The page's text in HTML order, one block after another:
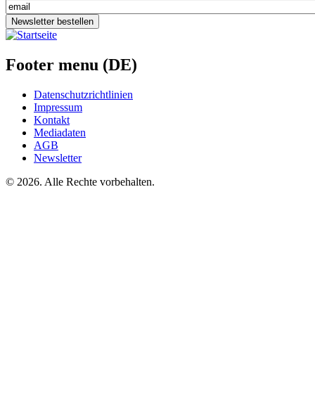
Newsletter bestellen
Footer menu (DE)
Datenschutzrichtlinien
Impressum
Kontakt
Mediadaten
AGB
Newsletter
© 2026. Alle Rechte vorbehalten.